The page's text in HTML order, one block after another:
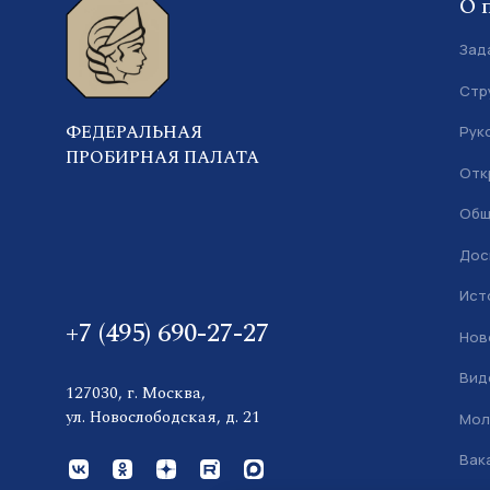
ФЕДЕРАЛЬНАЯ
ПРОБИРНАЯ ПАЛАТА
+7 (495) 690-27-27
127030, г. Москва,
ул. Новослободская, д. 21
О